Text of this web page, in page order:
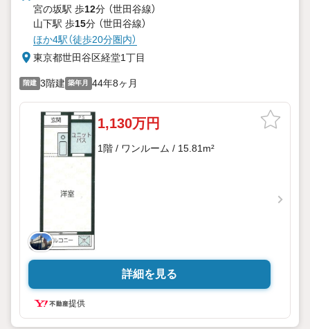
宮の坂駅 歩12分 （世田谷線）
山下駅 歩15分 （世田谷線）
ほか4駅（徒歩20分圏内）
東京都世田谷区経堂1丁目
階建 3階建 築年月 44年8ヶ月
1,130万円
1階 / ワンルーム / 15.81m²
詳細を見る
提供